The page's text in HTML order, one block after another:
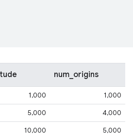
num_origins
1,000
1,000
5,000
4,000
10,000
5,000